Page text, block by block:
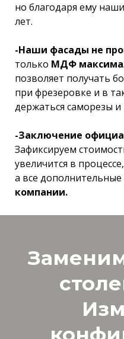
но благодаря ему
лет.
-Наши фасады не
только МДФ
позволяет получать
при фрезеровке и в
держаться саморезы и
-Заключение
Зафиксируем
увеличится в процессе,
а все
компании.